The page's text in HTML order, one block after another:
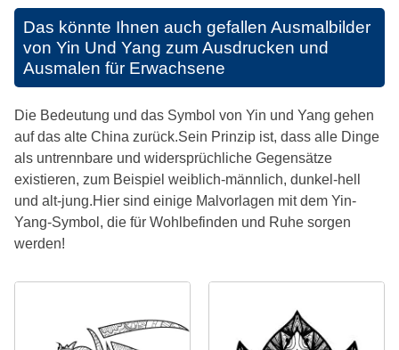
Das könnte Ihnen auch gefallen Ausmalbilder
von Yin Und Yang zum Ausdrucken und
Ausmalen für Erwachsene
Die Bedeutung und das Symbol von Yin und Yang gehen
auf das alte China zurück.Sein Prinzip ist, dass alle Dinge
als untrennbare und widersprüchliche Gegensätze
existieren, zum Beispiel weiblich-männlich, dunkel-hell
und alt-jung.Hier sind einige Malvorlagen mit dem Yin-
Yang-Symbol, die für Wohlbefinden und Ruhe sorgen
werden!